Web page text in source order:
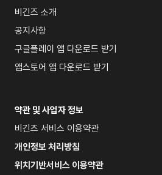
비긴즈 소개
공지사항
구글플레이 앱 다운로드 받기
앱스토어 앱 다운로드 받기
약관 및 사업자 정보
비긴즈 서비스 이용약관
개인정보 처리방침
위치기반서비스 이용약관